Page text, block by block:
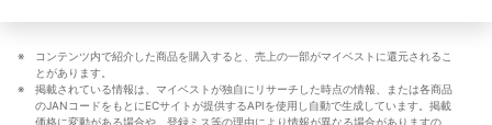
コンテンツ内で紹介した商品を購入すると、売上の一部がマイベストに還元されるこ
とがあります。
掲載されている情報は、マイベストが独自にリサーチした時点の情報、または各商品
のJANコードをもとにECサイトが提供するAPIを使用し自動で生成しています。掲載
価格に変動がある場合や、登録ミス等の理由により情報が異なる場合がありますの